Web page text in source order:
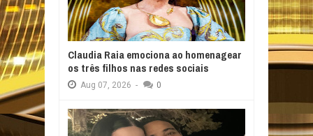
Claudia Raia emociona ao homenagear
os três filhos nas redes sociais
Aug 07, 2026 - 0